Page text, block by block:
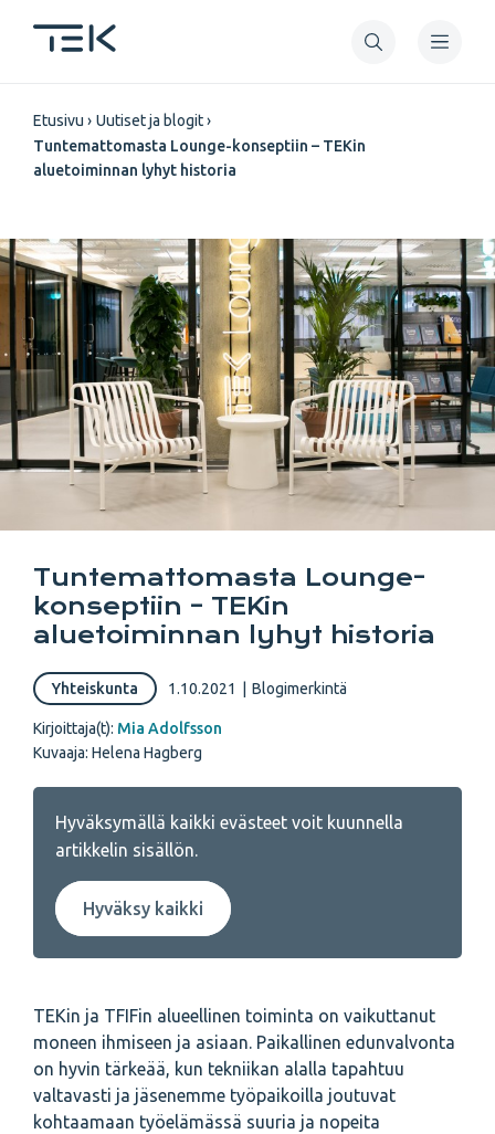
pääsisältöön
Murupolku
Etusivu
Uutiset ja blogit
Tuntemattomasta Lounge-konseptiin – TEKin
aluetoiminnan lyhyt historia
Tuntemattomasta Lounge-
konseptiin – TEKin
aluetoiminnan lyhyt historia
Yhteiskunta 1.10.2021 Blogimerkintä
Kirjoittaja(t): Mia Adolfsson
Kuvaaja: Helena Hagberg
Hyväksymällä kaikki evästeet voit kuunnella
artikkelin sisällön.
Hyväksy kaikki
TEKin ja TFIFin alueellinen toiminta on vaikuttanut
moneen ihmiseen ja asiaan. Paikallinen edunvalvonta
on hyvin tärkeää, kun tekniikan alalla tapahtuu
valtavasti ja jäsenemme työpaikoilla joutuvat
kohtaamaan työelämässä suuria ja nopeita